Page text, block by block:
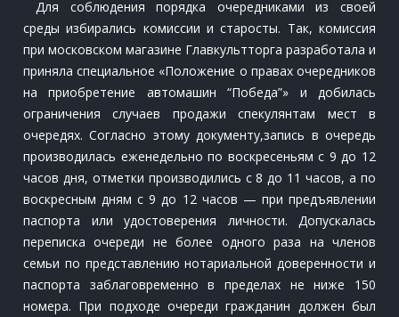
Для соблюдения порядка очередниками из своей
среды избирались комиссии и старосты. Так, комиссия
при московском магазине Главкультторга разработала и
приняла специальное «Положение о правах очередников
на приобретение автомашин “Победа”» и добилась
ограничения случаев продажи спекулянтам мест в
очередях. Согласно этому документу,запись в очередь
производилась еженедельно по воскресеньям с 9 до 12
часов дня, отметки производились с 8 до 11 часов, а по
воскресным дням с 9 до 12 часов — при предъявлении
паспорта или удостоверения личности. Допускалась
переписка очереди не более одного раза на членов
семьи по представлению нотариальной доверенности и
паспорта заблаговременно в пределах не ниже 150
номера. При подходе очереди гражданин должен был